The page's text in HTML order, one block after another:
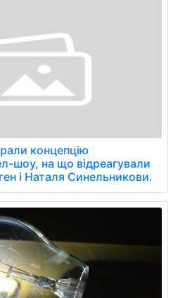
концепцію
шоу, на що відреагували
і Наталя Синельникови.